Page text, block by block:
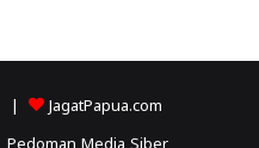
| JagatPapua.com
Pedoman Media Siber